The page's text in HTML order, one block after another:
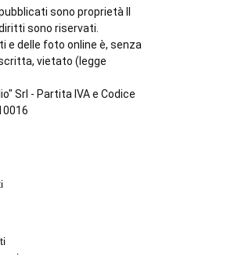
di ciclisti e fugge. Due
l’automobilista